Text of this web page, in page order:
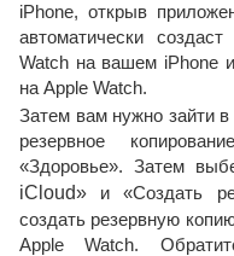
iPhone, открыв
автоматически
Watch на вашем iPhone
на Apple Watch.
Затем вам нужно зайти в
резервное
«Здоровье». Затем
iCloud» и «Создать
создать резервную
Apple Watch.